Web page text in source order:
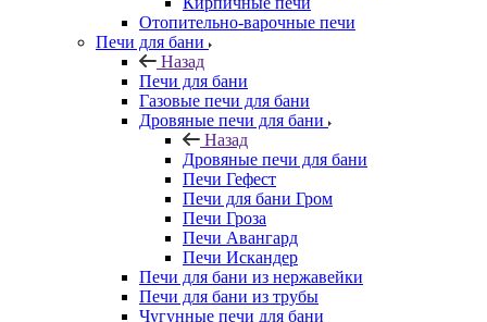
Отопительно-варочные печи
Печи для бани
Назад
Печи для бани
Газовые печи для бани
Дровяные печи для бани
Назад
Дровяные печи для бани
Печи Гефест
Печи для бани Гром
Печи Гроза
Печи Авангард
Печи Искандер
Печи для бани из нержавейки
Печи для бани из трубы
Чугунные печи для бани